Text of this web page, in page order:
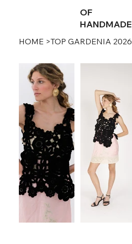
OF
HANDMADE
HOME >TOP GARDENIA 2026